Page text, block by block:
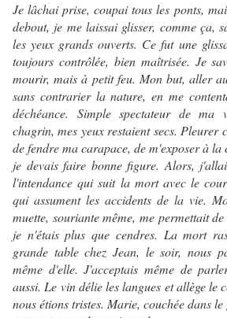
Je lâchai prise, coupai tous les ponts,
debout, je me laissai glisser, comme ça,
les yeux grands ouverts. Ce fut une
toujours contrôlée, bien maîtrisée. Je
mourir, mais à petit feu. Mon but, aller
sans contrarier la nature, en me
déchéance. Simple spectateur de
chagrin, mes yeux restaient secs. Pleurer
de fendre ma carapace, de m'exposer à
je devais faire bonne figure. Alors,
l'intendance qui suit la mort avec le
qui assument les accidents de la vie.
muette, souriante même, me permettait
je n'étais plus que cendres. La mort
grande table chez Jean, le soir, nous
même d'elle. J'acceptais même de
aussi. Le vin délie les langues et allège le
nous étions tristes. Marie, couchée dans